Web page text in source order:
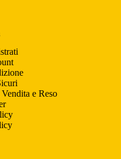
e Reso